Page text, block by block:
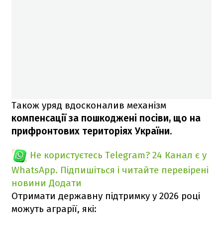
Також уряд вдосконалив механізм
компенсації за пошкоджені посіви, що на
прифронтових територіях України.
Не користуєтесь Telegram? 24 Канал є у
WhatsApp. Підпишіться і читайте перевірені
новини Додати
Отримати державну підтримку у 2026 році
можуть аграрії, які: